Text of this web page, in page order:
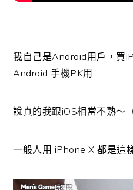
我自己是Android用戶，買
Android 手機PK用
說真的我跟iOS相當不熟～
一般人用 iPhone X 都是這